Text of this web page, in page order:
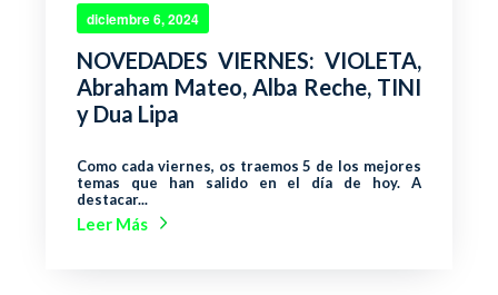
diciembre 6, 2024
NOVEDADES VIERNES: VIOLETA,
Abraham Mateo, Alba Reche, TINI
y Dua Lipa
Como cada viernes, os traemos 5 de los mejores
temas que han salido en el día de hoy. A
destacar...
Leer Más